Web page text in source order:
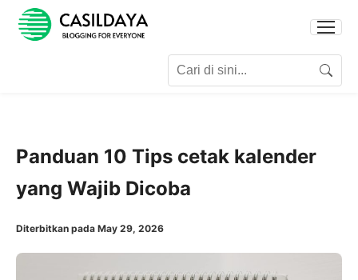
Search
Panduan 10 Tips cetak kalender
yang Wajib Dicoba
Diterbitkan pada May 29, 2026